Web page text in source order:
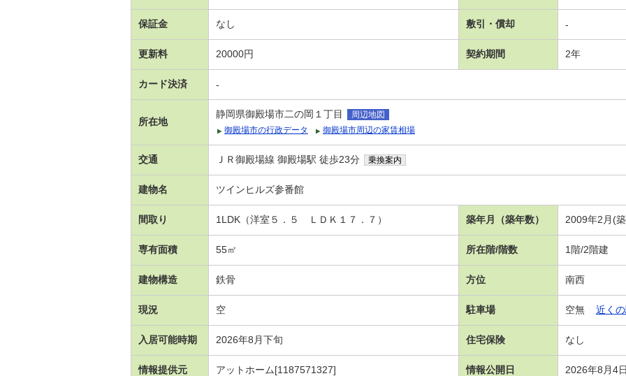
保証金 なし 敷引・償却 -
更新料 20000円 契約期間 2年
カード決済 -
所在地
静岡県御殿場市二の岡１丁目
周辺地図
御殿場市の行政データ
御殿場市周辺の家賃相場
交通 ＪＲ御殿場線 御殿場駅 徒歩23分 乗換案内
建物名 ツインヒルズ参番館
間取り 1LDK（洋室５．５ ＬＤＫ１７．７） 築年月（築年数） 2009年2月(
専有面積 55㎡ 所在階/階数 1階/2階建
建物構造 鉄骨 方位 南西
現況 空 駐車場 空無 近く
入居可能時期 2026年8月下旬 住宅保険 なし
情報提供元 アットホーム[1187571327] 情報公開日 2026年8月4日